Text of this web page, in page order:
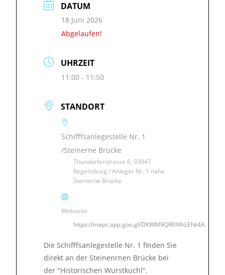
DATUM
18 Juni 2026
Abgelaufen!
UHRZEIT
11:00 - 11:50
STANDORT
Schifffsanlegestelle Nr. 1
/Steinerne Brücke
Thundorferstrasse 6, 93047
Regensburg / Anleger Nr. 1 nähe
Steinerne Brücke
Webseite
https://maps.app.goo.gl/DKWM9QRKf4hLEhk4A
Die Schifffsanlegestelle Nr. 1 finden Sie
direkt an der Steinenrnen Brücke bei
der "Historischen Wurstkuchl".